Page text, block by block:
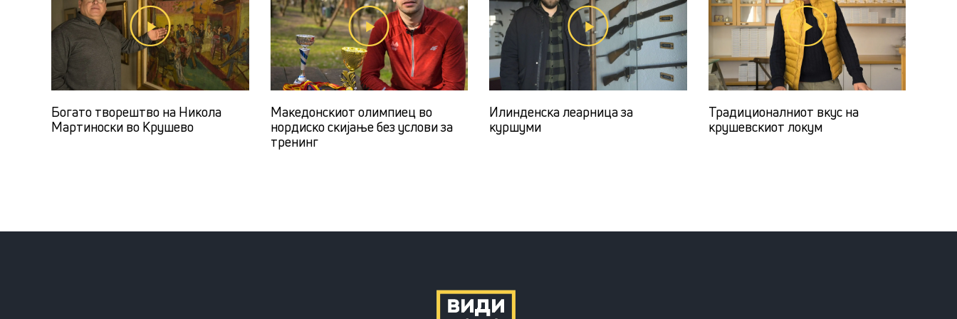
Богато творештво на Никола
Мартиноски во Крушево
Македонскиот олимпиец во
нордиско скијање без услови за
тренинг
Илинденска леарница за
куршуми
Традиционалниот вкус на
крушевскиот локум